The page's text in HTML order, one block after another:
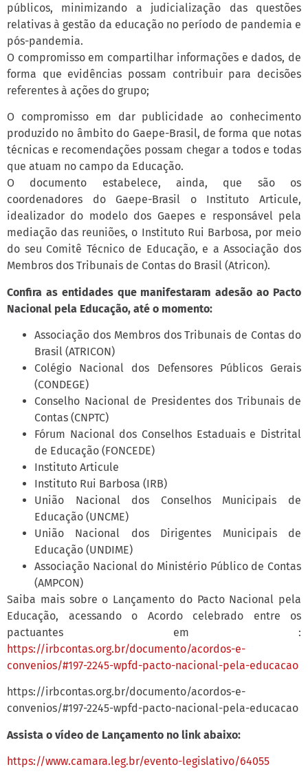
públicos, minimizando a judicialização das questões
relativas à gestão da educação no período de pandemia e
pós-pandemia.
O compromisso em compartilhar informações e dados, de
forma que evidências possam contribuir para decisões
referentes à ações do grupo;
O compromisso em dar publicidade ao conhecimento
produzido no âmbito do Gaepe-Brasil, de forma que notas
técnicas e recomendações possam chegar a todos e todas
que atuam no campo da Educação.
O documento estabelece, ainda, que são os
coordenadores do Gaepe-Brasil o Instituto Articule,
idealizador do modelo dos Gaepes e responsável pela
mediação das reuniões, o Instituto Rui Barbosa, por meio
do seu Comitê Técnico de Educação, e a Associação dos
Membros dos Tribunais de Contas do Brasil (Atricon).
Confira as entidades que manifestaram adesão ao Pacto
Nacional pela Educação, até o momento:
Associação dos Membros dos Tribunais de Contas do
Brasil (ATRICON)
Colégio Nacional dos Defensores Públicos Gerais
(CONDEGE)
Conselho Nacional de Presidentes dos Tribunais de
Contas (CNPTC)
Fórum Nacional dos Conselhos Estaduais e Distrital
de Educação (FONCEDE)
Instituto Articule
Instituto Rui Barbosa (IRB)
União Nacional dos Conselhos Municipais de
Educação (UNCME)
União Nacional dos Dirigentes Municipais de
Educação (UNDIME)
Associação Nacional do Ministério Público de Contas
(AMPCON)
Saiba mais sobre o Lançamento do Pacto Nacional pela
Educação, acessando o Acordo celebrado entre os
pactuantes em :
https://irbcontas.org.br/documento/acordos-e-
convenios/#197-2245-wpfd-pacto-nacional-pela-educacao
https://irbcontas.org.br/documento/acordos-e-
convenios/#197-2245-wpfd-pacto-nacional-pela-educacao
Assista o vídeo de Lançamento no link abaixo:
https://www.camara.leg.br/evento-legislativo/64055